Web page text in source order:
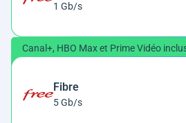
1 Gb/s
Canal+, HBO Max et Prime Vidéo
Fibre
5 Gb/s